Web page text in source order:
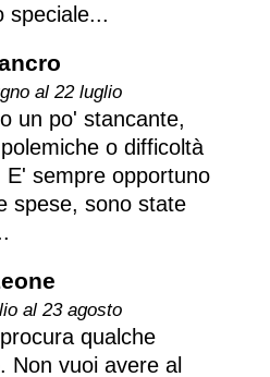
speciale...
al 22 luglio
un po' stancante,
o difficoltà
E' sempre opportuno
spese, sono state
al 23 agosto
qualche
Non vuoi avere al